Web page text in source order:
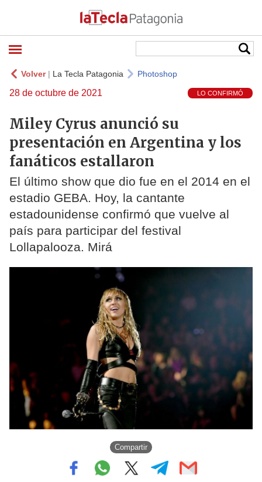
Volver| La Tecla Patagonia Photoshop
28 de octubre de 2021 LO CONFIRMÓ
Miley Cyrus anunció su
presentación en Argentina y los
fanáticos estallaron
El último show que dio fue en el 2014 en el
estadio GEBA. Hoy, la cantante
estadounidense confirmó que vuelve al
país para participar del festival
Lollapalooza. Mirá
Compartir